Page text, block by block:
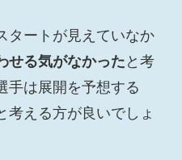
タートが見えていなか
せる気がなかった と考
手は展開を予想する
考える方が良いでしょ